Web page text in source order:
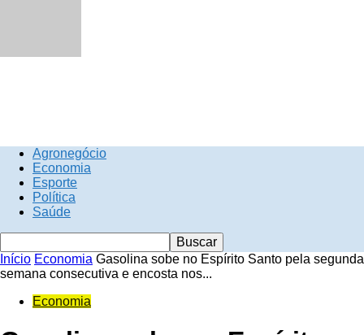
Agronegócio
Economia
Esporte
Política
Saúde
Início Economia Gasolina sobe no Espírito Santo pela segunda
semana consecutiva e encosta nos...
Economia